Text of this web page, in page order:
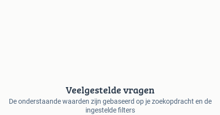
Veelgestelde vragen
De onderstaande waarden zijn gebaseerd op je zoekopdracht en de
ingestelde filters